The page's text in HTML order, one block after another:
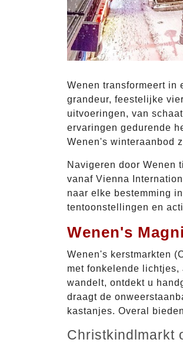
Wenen transformeert in
grandeur, feestelijke
uitvoeringen, van
ervaringen gedurende
Wenen's winteraanbod
Navigeren door Wenen
vanaf Vienna
naar elke bestemming
tentoonstellingen en
Wenen's
Wenen's kerstmarkten
met fonkelende lichtjes,
wandelt, ontdekt u
draagt de
kastanjes. Overal
Christkindlmarkt